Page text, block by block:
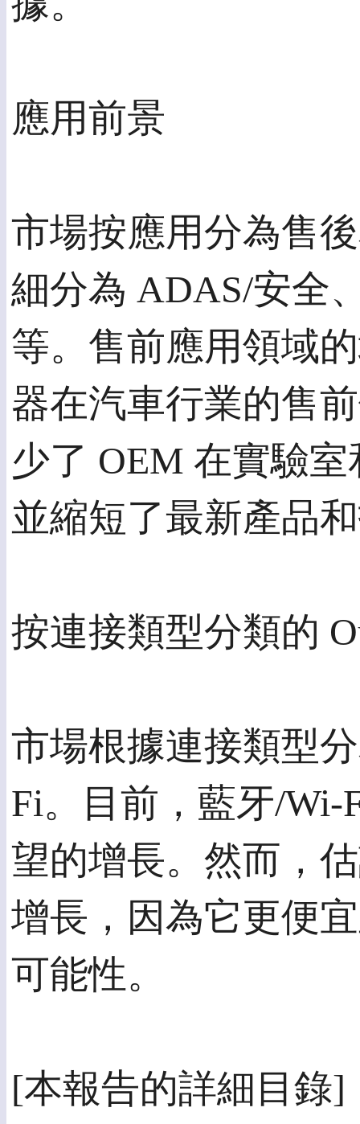
應用前景
市場按應用分為售
細分為 ADAS/安全
等。售前應用領域
器在汽車行業的售
少了 OEM 在實驗
並縮短了最新產品
按連接類型分類的
市場根據連接類型
Fi。目前，藍牙/Wi-
望的增長。然而，
增長，因為它更便
可能性。
[本報告的詳細目錄]